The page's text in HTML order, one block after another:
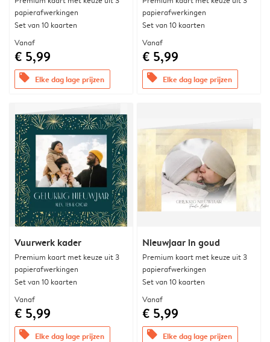
papierafwerkingen
Set van 10 kaarten
Vanaf
€ 5,99
offers Elke dag lage prijzen
papierafwerkingen
Set van 10 kaarten
Vanaf
€ 5,99
offers Elke dag lage prijzen
Vuurwerk kader
Premium kaart met keuze uit 3
papierafwerkingen
Set van 10 kaarten
Vanaf
€ 5,99
offers Elke dag lage prijzen
Nieuwjaar in goud
Premium kaart met keuze uit 3
papierafwerkingen
Set van 10 kaarten
Vanaf
€ 5,99
offers Elke dag lage prijzen